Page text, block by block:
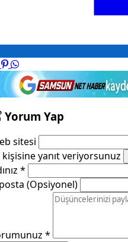
Yorum Yap
sitesi
kişisine yanıt veriyorsunuz
*
(Opsiyonel)
*